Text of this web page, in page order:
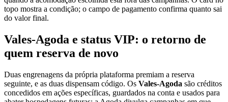
topo mostra a condição; o campo de pagamento confirma quanto sai
do valor final.
Vales-Agoda e status VIP: o retorno de
quem reserva de novo
Duas engrenagens da própria plataforma premiam a reserva
seguinte, e as duas dispensam código. Os Vales-Agoda são créditos
concedidos em ações específicas, guardados na conta e usados para